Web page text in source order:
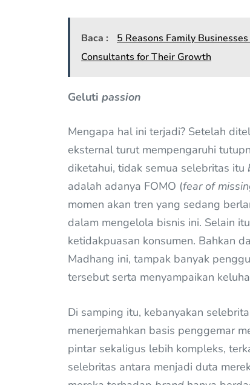
Baca :
5 Reasons Family
Consultants for Their Growth
Geluti passion
Mengapa hal ini terjadi? Setelah
eksternal turut mempengaruhi
diketahui, tidak semua selebritas itu
adalah adanya FOMO (fear of
momen akan tren yang sedang
dalam mengelola bisnis ini. Selain
ketidakpuasan konsumen. Bahkan
Madhang ini, tampak banyak
tersebut serta menyampaikan
Di samping itu, kebanyakan
menerjemahkan basis penggemar
pintar sekaligus lebih kompleks,
selebritas antara menjadi duta